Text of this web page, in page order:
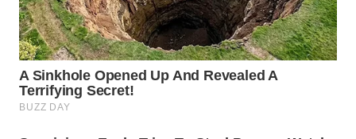
WN
PURWAKARTA
WN
PRIANGAN